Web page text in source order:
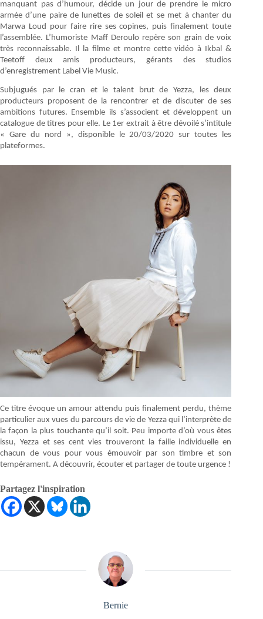
manquant pas d’humour, décide un jour de prendre le micro
armée d’une paire de lunettes de soleil et se met à chanter du
Marwa Loud pour faire rire ses copines, puis finalement toute
l’assemblée. L’humoriste Maff Deroulo repère son grain de voix
très reconnaissable. Il la filme et montre cette vidéo à Ikbal &
Teetoff deux amis producteurs, gérants des studios
d’enregistrement Label Vie Music.
Subjugués par le cran et le talent brut de Yezza, les deux
producteurs proposent de la rencontrer et de discuter de ses
ambitions futures. Ensemble ils s’associent et développent un
catalogue de titres pour elle. Le 1er extrait à être dévoilé s’intitule
« Gare du nord », disponible le 20/03/2020 sur toutes les
plateformes.
Ce titre évoque un amour attendu puis finalement perdu, thème
particulier aux vues du parcours de vie de Yezza qui l’interprète de
la façon la plus touchante qu’il soit. Peu importe d’où vous êtes
issu, Yezza et ses cent vies trouveront la faille individuelle en
chacun de vous pour vous émouvoir par son timbre et son
tempérament. A découvrir, écouter et partager de toute urgence !
Partagez l'inspiration
Bernie